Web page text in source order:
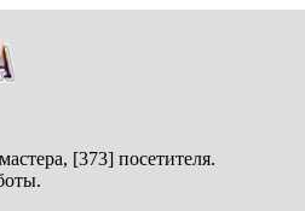
[373] посетителя.